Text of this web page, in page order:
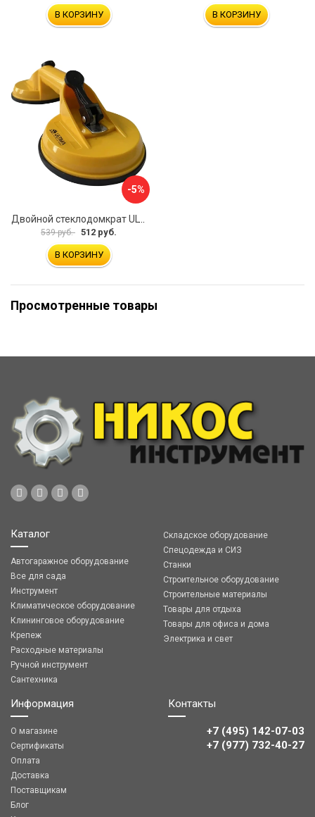
В КОРЗИНУ В КОРЗИНУ
-5%
Двойной стеклодомкрат ULTIMA 2
539 руб. 512 руб.
В КОРЗИНУ
Просмотренные товары
Каталог
Автогаражное оборудование
Все для сада
Инструмент
Климатическое оборудование
Клининговое оборудование
Крепеж
Расходные материалы
Ручной инструмент
Сантехника
Складское оборудование
Спецодежда и СИЗ
Станки
Строительное оборудование
Строительные материалы
Товары для отдыха
Товары для офиса и дома
Электрика и свет
Информация
О магазине
Сертификаты
Оплата
Доставка
Поставщикам
Блог
Контакты
+7 (495) 142-07-03
‎‎+7 (977) 732-40-27